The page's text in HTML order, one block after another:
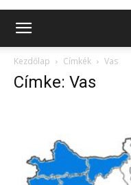
Kezdőlap Címkék Vas
Címke: Vas